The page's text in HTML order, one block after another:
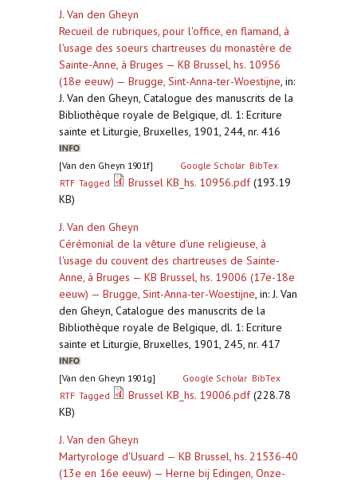
J. Van den Gheyn
Recueil de rubriques, pour l'office, en flamand, à
l'usage des soeurs chartreuses du monastère de
Sainte-Anne, à Bruges — KB Brussel, hs. 10956
(18e eeuw) — Brugge, Sint-Anna-ter-Woestijne, in:
J. Van den Gheyn, Catalogue des manuscrits de la
Bibliothèque royale de Belgique, dl. 1: Ecriture
sainte et Liturgie, Bruxelles, 1901, 244, nr. 416
[Van den Gheyn 1901f] Google Scholar BibTex
RTF Tagged Brussel KB_hs. 10956.pdf(193.19
KB)
J. Van den Gheyn
Cérémonial de la vêture d'une religieuse, à
l'usage du couvent des chartreuses de Sainte-
Anne, à Bruges — KB Brussel, hs. 19006 (17e-18e
eeuw) — Brugge, Sint-Anna-ter-Woestijne, in: J. Van
den Gheyn, Catalogue des manuscrits de la
Bibliothèque royale de Belgique, dl. 1: Ecriture
sainte et Liturgie, Bruxelles, 1901, 245, nr. 417
[Van den Gheyn 1901g] Google Scholar BibTex
RTF Tagged Brussel KB_hs. 19006.pdf(228.78
KB)
J. Van den Gheyn
Martyrologe d'Usuard — KB Brussel, hs. 21536-40
(13e en 16e eeuw) — Herne bij Edingen, Onze-